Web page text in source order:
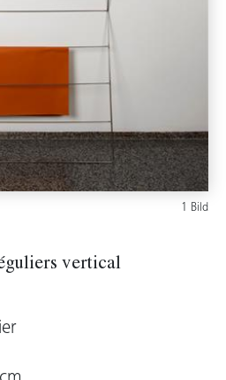
1 Bild
vertical